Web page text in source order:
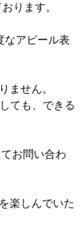
ります。
なアピール表
ません。
ても、できる
お問い合わ
楽しんでいた